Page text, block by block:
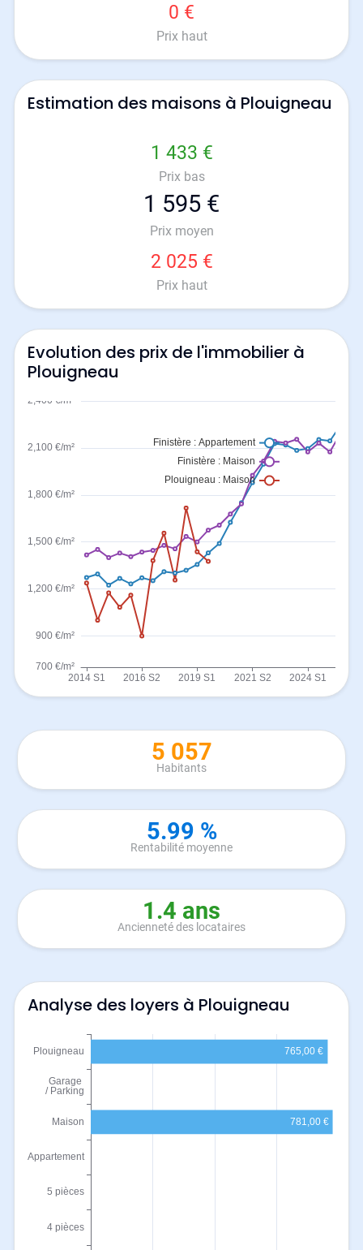
0 €
Prix haut
Estimation des maisons à Plouigneau
1 433 €
Prix bas
1 595 €
Prix moyen
2 025 €
Prix haut
Evolution des prix de l'immobilier à
Plouigneau
5 057
Habitants
5.99 %
Rentabilité moyenne
1.4 ans
Ancienneté des locataires
Analyse des loyers à Plouigneau